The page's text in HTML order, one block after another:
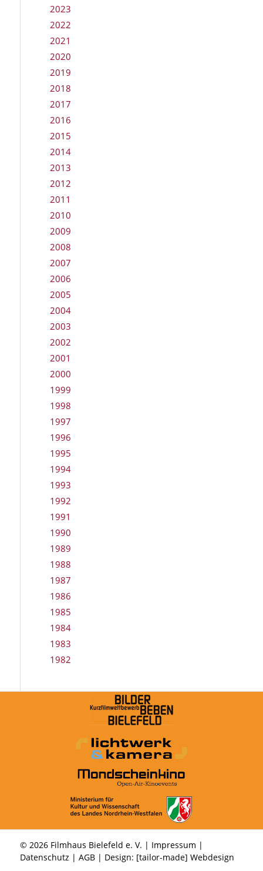
2023
2022
2021
2020
2019
2018
2017
2016
2015
2014
2013
2012
2011
2010
2009
2008
2007
2006
2005
2004
2003
2002
2001
2000
1999
1998
1997
1996
1995
1994
1993
1992
1991
1990
1989
1988
1987
1986
1985
1984
1983
1982
© 2026 Filmhaus Bielefeld e. V. | Impressum |
Datenschutz | AGB| Design: [tailor-made] Webdesign